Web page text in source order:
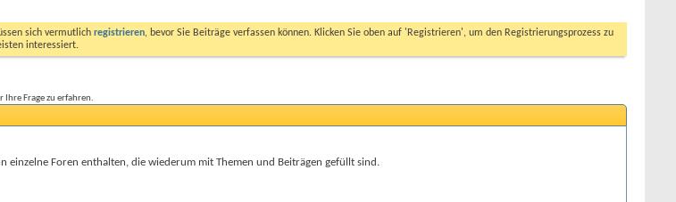
sich vermutlich registrieren, bevor Sie Beiträge verfassen können. Klicken Sie oben auf 'Registrieren', um den Registrierungsprozess zu
interessiert.
Frage zu erfahren.
einzelne Foren enthalten, die wiederum mit Themen und Beiträgen gefüllt sind.